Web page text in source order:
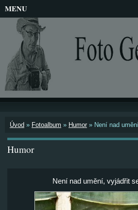
Úvod » Fotoalbum » Humor » Není nad
Humor
Není nad umění, vyjádřit
MENU